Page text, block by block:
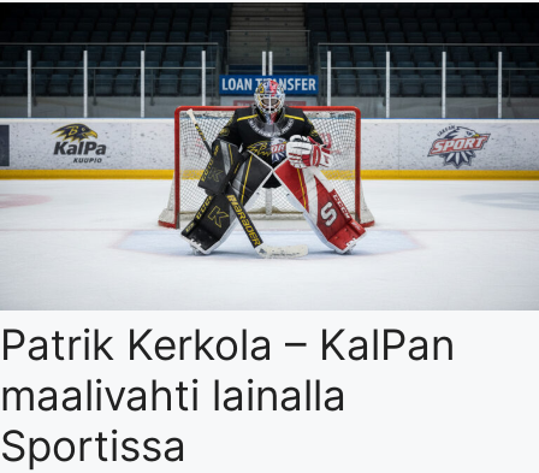
Patrik Kerkola – KalPan
maalivahti lainalla
Sportissa